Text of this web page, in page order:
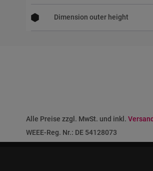
Dimension outer height
Alle Preise zzgl. MwSt. und inkl.
WEEE-Reg. Nr.: DE 54128073